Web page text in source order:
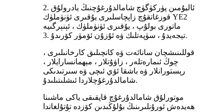
2. ئاليۇمىن پۈركۈگۈچ شامالدۇرغۇچنىڭ يادرولۇق
قوزغاتقۇچ زاپچاسلىرى يۇقىرى ئۈنۈملۈك YE2
ماتورى بولۇپ ، يۇقىرى ئۈنۈملۈك ، ئېنېرگىيە
تېجەيدۇ ، سۈپەتلىك ۋە ئۇزۇن ئۆمۈر كۆرىدۇ .3.
قوللىنىشچان سانائەت ۋە كانچىلىق كارخانىلىرى ،
چوڭ ئىمارەتلەر ، زاۋۇتلار ، مېھمانسارايلار ،
رېستورانلار ۋە باشقا ئۆي ئىچى ۋە سىرتىدىكى
شامالدۇرغۇچلاردا ئىشلىتىلىدۇ.
موتورلۇق شامالدۇرغۇچ قاپقىقى ياكى ماشىنا
ھەيدەش ئورۇنلىرىنىڭ بۇلۇڭىدىن كۆزدە تۇتۇلغاندا